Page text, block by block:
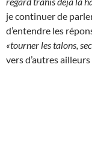
je continuer de
d’entendre les
«tourner les talons,
vers d’autres